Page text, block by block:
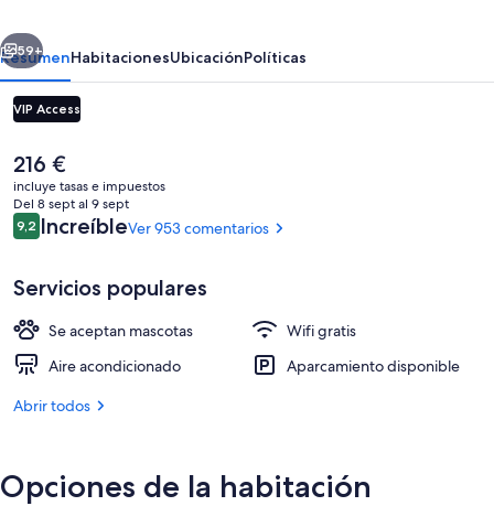
Siguiente
59+
ResumenHabitacionesUbicaciónPolíticas
VIP Access
El
precio
actual
es
de
216 €
incluye tasas e impuestos
Del 8 sept al 9 sept
Comentarios
9,29,2 de 10
IncreíbleVer 953 comentarios
Servicios populares
Se aceptan mascotas
Wifi gratis
Aire acondicionado
Aparcamiento disponible
Abrir todos
Opciones de la habitación